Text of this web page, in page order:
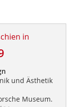
in
und Ästhetik
Museum.